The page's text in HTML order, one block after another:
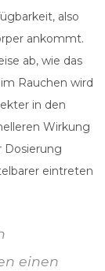
also
ankommt.
ab, wie das
Rauchen wird
in den
Wirkung
Dosierung
eintreten
einen